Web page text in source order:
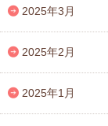
2025年3月
2025年2月
2025年1月